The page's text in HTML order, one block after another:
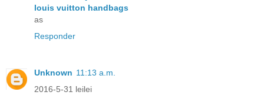
louis vuitton handbags
as
Responder
Unknown 11:13 a.m.
2016-5-31 leilei